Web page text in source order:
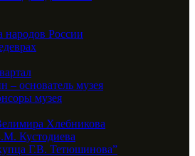
народов России
– основатель музея
музея
Хлебникова
Кустодиева
Г.В. Тетюшинова”